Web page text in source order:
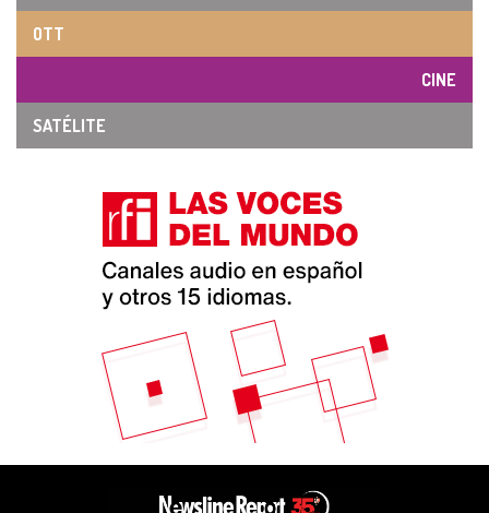
OTT
CINE
SATÉLITE